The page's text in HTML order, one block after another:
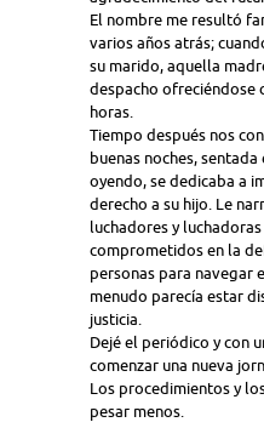
El nombre me resultó
varios años atrás;
su marido, aquella
despacho ofreciéndose
horas.
Tiempo después nos
buenas noches,
oyendo, se dedicaba a
derecho a su hijo. Le
luchadores y
comprometidos en la
personas para navegar
menudo parecía estar
justicia.
Dejé el periódico y con
comenzar una nueva
Los procedimientos y
pesar menos.